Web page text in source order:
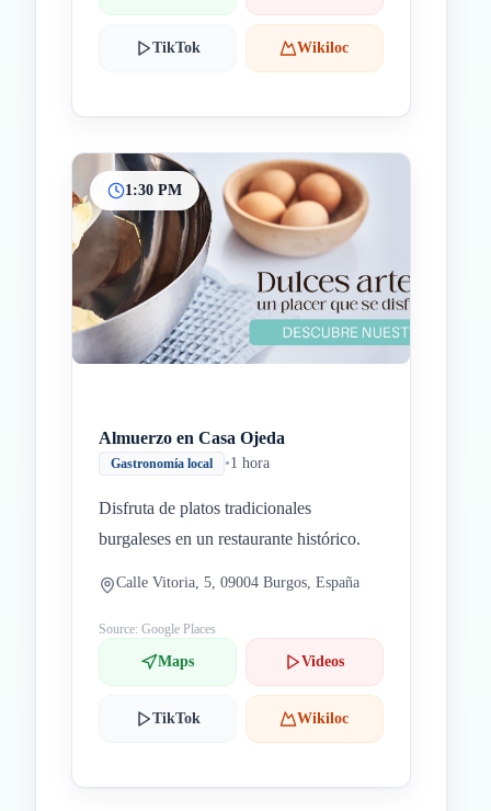
TikTok Wikiloc
1:30 PM
Almuerzo en Casa Ojeda
Gastronomía local •1 hora
Disfruta de platos tradicionales
burgaleses en un restaurante histórico.
Calle Vitoria, 5, 09004 Burgos, España
Source: Google Places
Maps Videos
TikTok Wikiloc